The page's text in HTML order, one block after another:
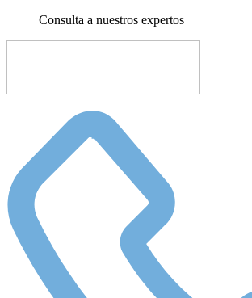
Consulta a nuestros expertos